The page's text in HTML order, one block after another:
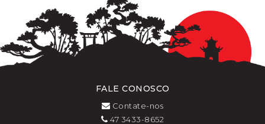
FALE CONOSCO
Contate-nos
47 3433-8652